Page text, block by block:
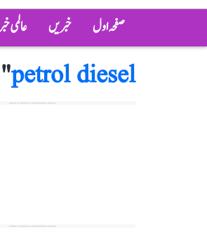
صفحہ اول خبریں عالمی
petrol diesel